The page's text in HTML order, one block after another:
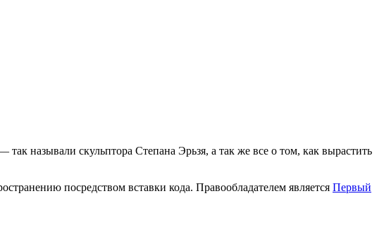
называли скульптора Степана Эрьзя, а так же все о том, как вырастить
посредством вставки кода. Правообладателем является Первый